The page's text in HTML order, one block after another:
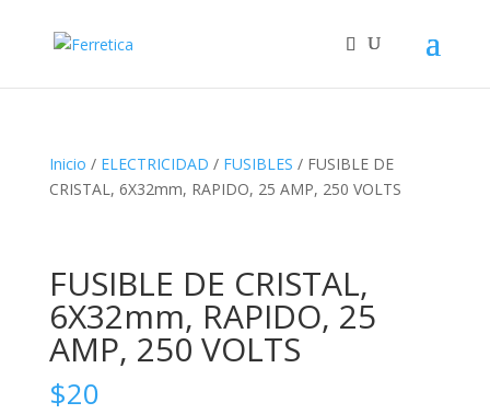
Inicio / ELECTRICIDAD / FUSIBLES / FUSIBLE DE
CRISTAL, 6X32mm, RAPIDO, 25 AMP, 250 VOLTS
FUSIBLE DE CRISTAL,
6X32mm, RAPIDO, 25
AMP, 250 VOLTS
$20